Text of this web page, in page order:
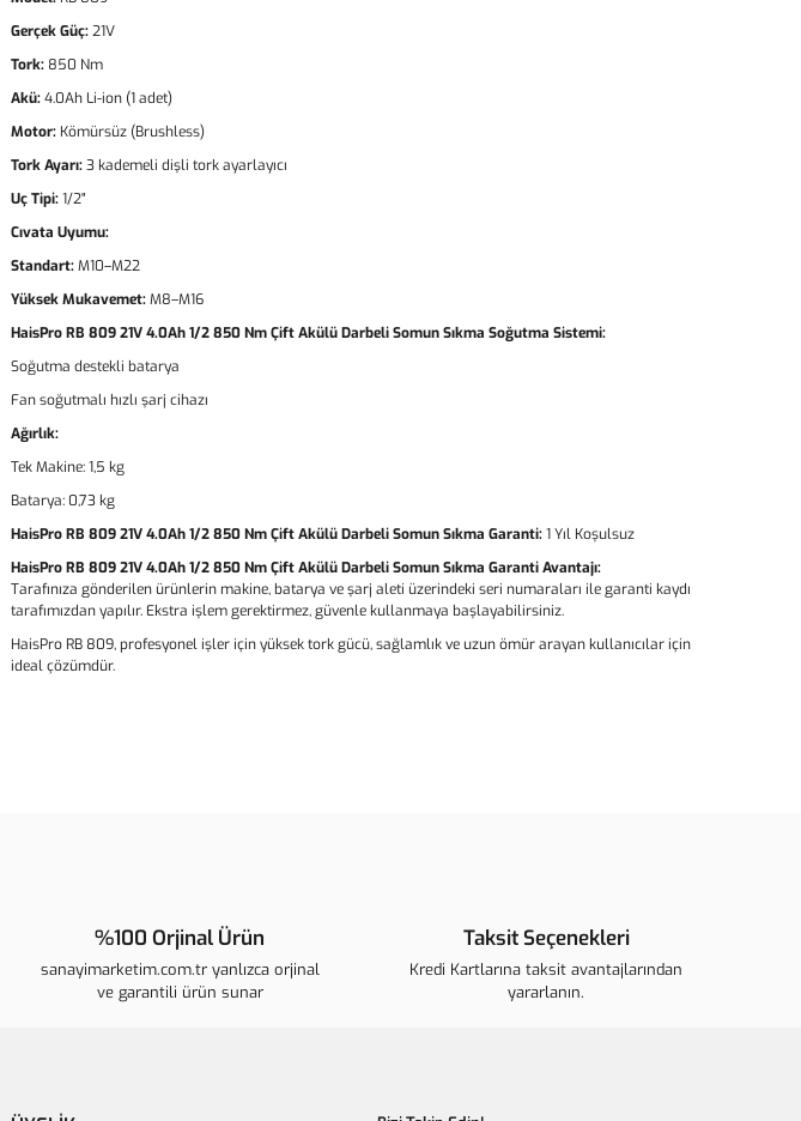
Gerçek Güç:21V
Tork: 850 Nm
Akü:4.0Ah Li-ion (1 adet)
Motor: Kömürsüz (Brushless)
Tork Ayarı:3 kademeli dişli tork ayarlayıcı
Uç Tipi:1/2"
Cıvata Uyumu:
Standart:M10–M22
Yüksek Mukavemet:M8–M16
HaisPro RB 809 21V 4.0Ah 1/2 850 Nm Çift Akülü Darbeli Somun Sıkma Soğutma Sistemi:
Soğutma destekli batarya
Fan soğutmalı hızlı şarj cihazı
Ağırlık:
Tek Makine: 1,5 kg
Batarya: 0,73 kg
HaisPro RB 809 21V 4.0Ah 1/2 850 Nm Çift Akülü Darbeli Somun Sıkma Garanti:1 Yıl Koşulsuz
HaisPro RB 809 21V 4.0Ah 1/2 850 Nm Çift Akülü Darbeli Somun Sıkma Garanti Avantajı:
Tarafınıza gönderilen ürünlerin makine, batarya ve şarj aleti üzerindeki seri numaraları ile garanti kaydı
tarafımızdan yapılır. Ekstra işlem gerektirmez, güvenle kullanmaya başlayabilirsiniz.
HaisPro RB 809, profesyonel işler için yüksek tork gücü, sağlamlık ve uzun ömür arayan kullanıcılar için
ideal çözümdür.
Ürün bilgilerinde hatalar bulunuyor.
Ürün fiyatı diğer sitelerden daha pahalı.
Bu ürüne benzer farklı alternatifler olmalı.
%100 Orjinal Ürün
sanayimarketim.com.tr yanlızca orjinal
ve garantili ürün sunar
Taksit Seçenekleri
Kredi Kartlarına taksit avantajlarından
yararlanın.